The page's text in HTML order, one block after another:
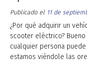
Publicado el 11 de
¿Por qué adquirir un
scooter eléctrico?
cualquier persona
estamos viéndole las